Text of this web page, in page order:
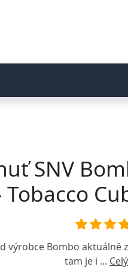
SNV
Tobacco
výrobce Bombo aktuálně
tam je i ...